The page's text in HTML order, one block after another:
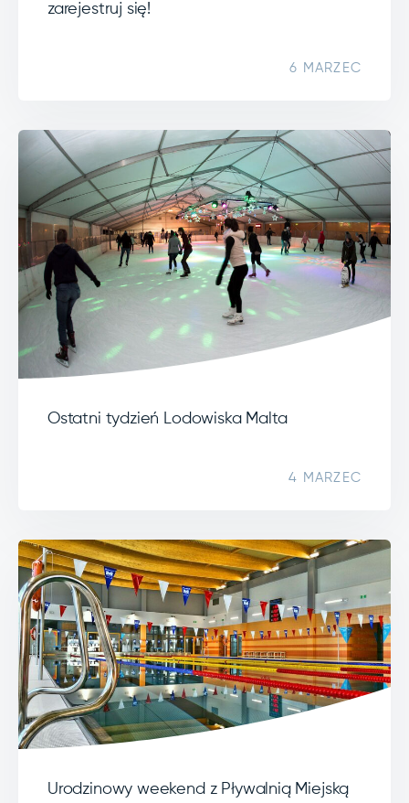
zarejestruj się!
6 MARZEC
Ostatni tydzień Lodowiska Malta
4 MARZEC
Urodzinowy weekend z Pływalnią Miejską